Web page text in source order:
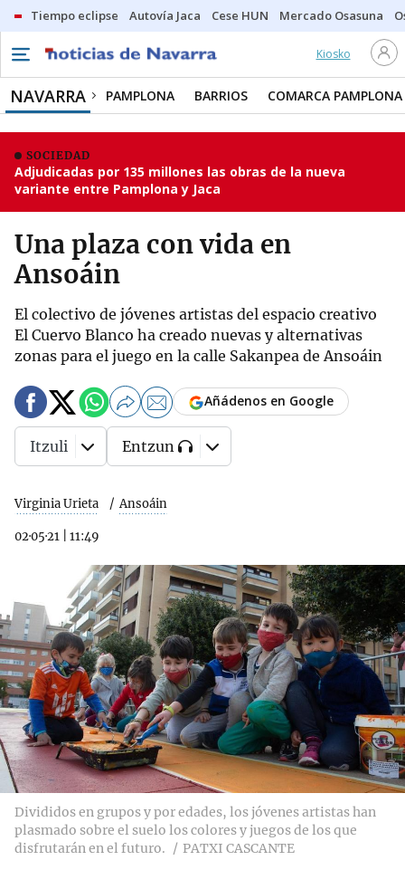
Tiempo eclipse Autovía Jaca Cese HUN Mercado Osasuna
Kiosko
NAVARRA PAMPLONA BARRIOS COMARCA PAMPLONA
SOCIEDAD
Adjudicadas por 135 millones las obras de la nueva
variante entre Pamplona y Jaca
Una plaza con vida en
Ansoáin
El colectivo de jóvenes artistas del espacio creativo
El Cuervo Blanco ha creado nuevas y alternativas
zonas para el juego en la calle Sakanpea de Ansoáin
Virginia Urieta Ansoáin
02·05·21 11:49
Añádenos en Google
Itzuli Entzun
Divididos en grupos y por edades, los jóvenes artistas han
plasmado sobre el suelo los colores y juegos de los que
disfrutarán en el futuro.
PATXI CASCANTE